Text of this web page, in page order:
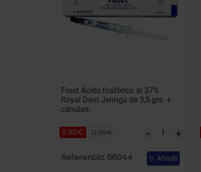
Frost Ácido fosfórico al 37%
Royal Dent Jeringa de 3,5 grs. +
cánulas.
5.90€ 12.99€
Referencia: 66044 Añadir